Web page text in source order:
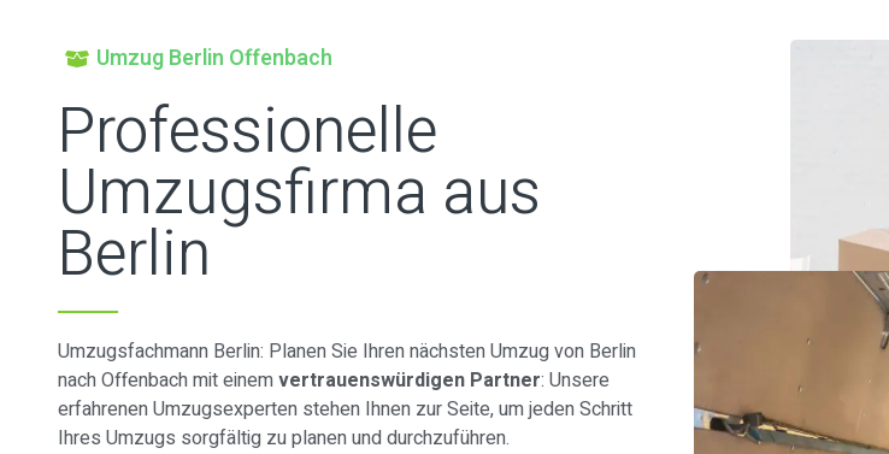
Umzug Berlin Offenbach
Professionelle
Umzugsfirma aus
Berlin
Umzugsfachmann Berlin: Planen Sie Ihren nächsten Umzug von Berlin
nach Offenbach mit einemvertrauenswürdigen Partner: Unsere
erfahrenen Umzugsexperten stehen Ihnen zur Seite, um jeden Schritt
Ihres Umzugs sorgfältig zu planen und durchzuführen.